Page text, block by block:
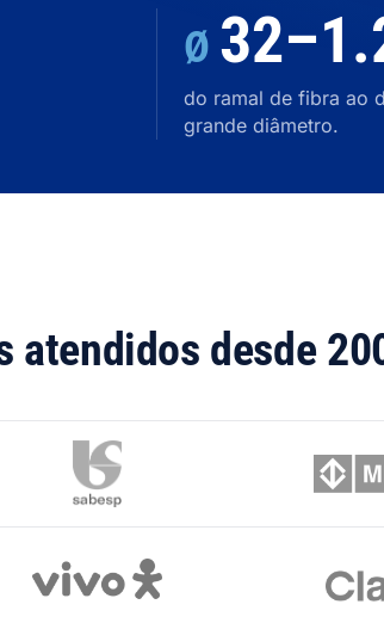
Ø
do ramal de fibra ao
grande diâmetro.
atendidos desde